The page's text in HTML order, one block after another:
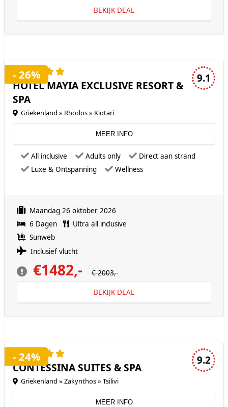
BEKIJK DEAL
9.1
HOTEL MAYIA EXCLUSIVE RESORT &
SPA
Griekenland » Rhodos » Kiotari
MEER INFO
All inclusive Adults only
Direct aan strand
Luxe & Ontspanning
Wellness
Maandag 26 oktober 2026
6 Dagen
Ultra all inclusive
Sunweb
Inclusief vlucht
€1482,- € 2003,-
- 26%
BEKIJK DEAL
9.2
CONTESSINA SUITES & SPA
Griekenland » Zakynthos » Tsilivi
MEER INFO
- 24%